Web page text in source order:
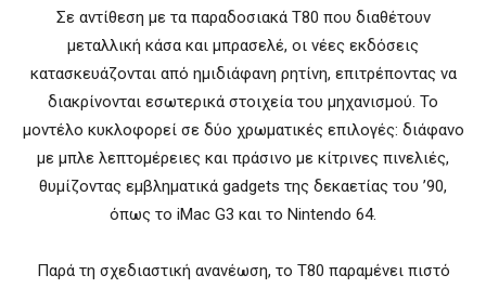
Σε αντίθεση με τα παραδοσιακά T80 που διαθέτουν
μεταλλική κάσα και μπρασελέ, οι νέες εκδόσεις
κατασκευάζονται από ημιδιάφανη ρητίνη, επιτρέποντας να
διακρίνονται εσωτερικά στοιχεία του μηχανισμού. Το
μοντέλο κυκλοφορεί σε δύο χρωματικές επιλογές: διάφανο
με μπλε λεπτομέρειες και πράσινο με κίτρινες πινελιές,
θυμίζοντας εμβληματικά gadgets της δεκαετίας του ’90,
όπως το iMac G3 και το Nintendo 64.
Παρά τη σχεδιαστική ανανέωση, το T80 παραμένει πιστό